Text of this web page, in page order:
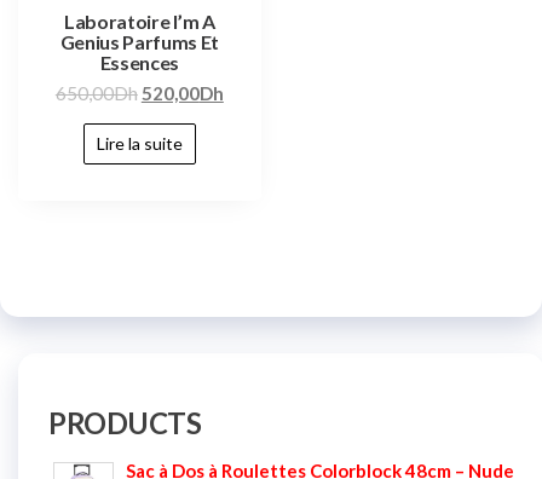
Laboratoire I’m A
Genius Parfums Et
Essences
650,00Dh520,00Dh
Lire la suite
PRODUCTS
Sac à Dos à Roulettes Colorblock 48cm – Nude